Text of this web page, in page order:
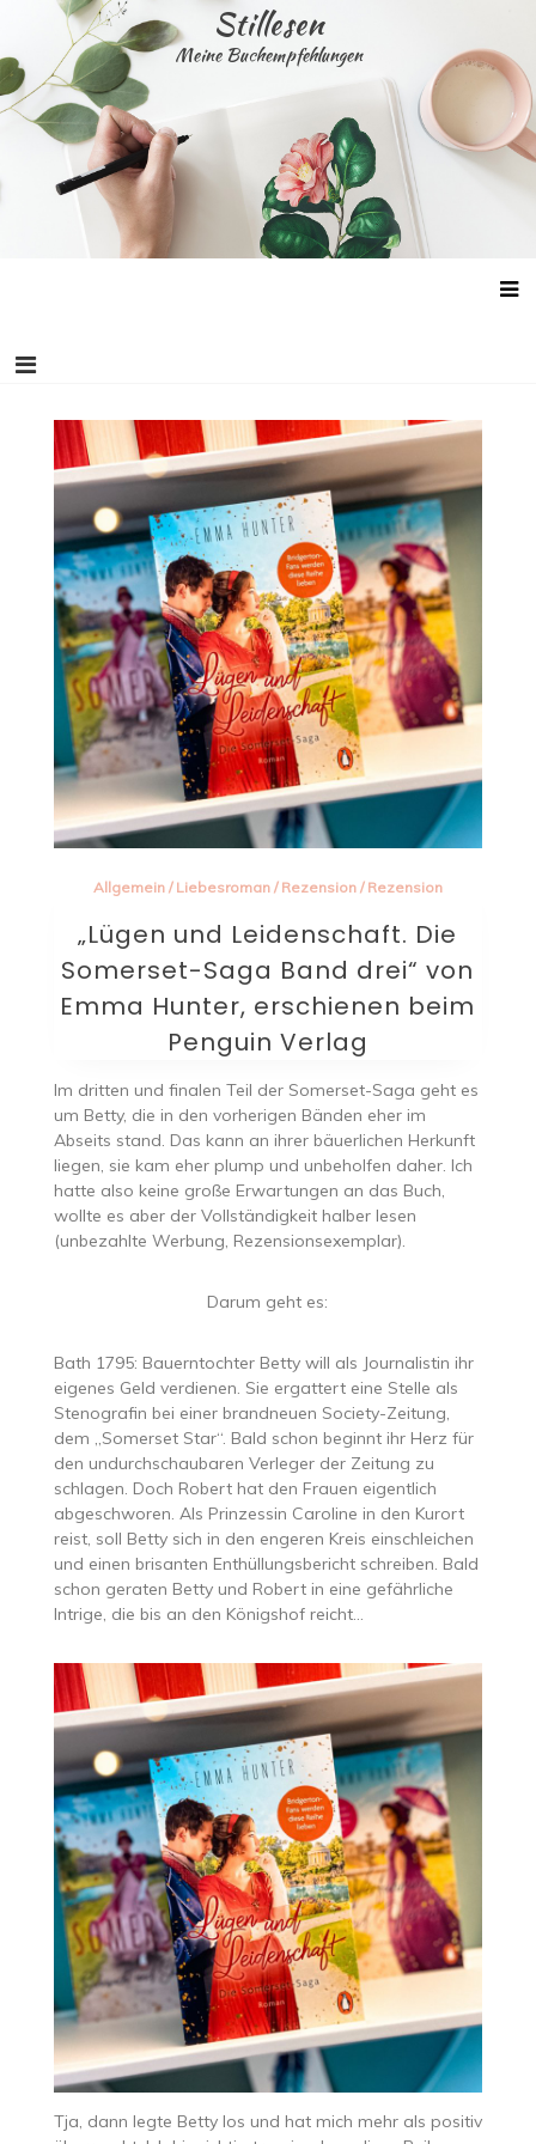
content
Stillesen
Meine Buchempfehlungen
Allgemein/ Liebesroman/ Rezension/ Rezension
„Lügen und Leidenschaft. Die
Somerset-Saga Band drei“ von
Emma Hunter, erschienen beim
Penguin Verlag
Im dritten und finalen Teil der Somerset-Saga geht es
um Betty, die in den vorherigen Bänden eher im
Abseits stand. Das kann an ihrer bäuerlichen Herkunft
liegen, sie kam eher plump und unbeholfen daher. Ich
hatte also keine große Erwartungen an das Buch,
wollte es aber der Vollständigkeit halber lesen
(unbezahlte Werbung, Rezensionsexemplar).
Darum geht es:
Bath 1795: Bauerntochter Betty will als Journalistin ihr
eigenes Geld verdienen. Sie ergattert eine Stelle als
Stenografin bei einer brandneuen Society-Zeitung,
dem „Somerset Star“. Bald schon beginnt ihr Herz für
den undurchschaubaren Verleger der Zeitung zu
schlagen. Doch Robert hat den Frauen eigentlich
abgeschworen. Als Prinzessin Caroline in den Kurort
reist, soll Betty sich in den engeren Kreis einschleichen
und einen brisanten Enthüllungsbericht schreiben. Bald
schon geraten Betty und Robert in eine gefährliche
Intrige, die bis an den Königshof reicht…
Tja, dann legte Betty los und hat mich mehr als positiv